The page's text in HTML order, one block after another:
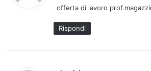
e
offerta di lavoro
Rispondi